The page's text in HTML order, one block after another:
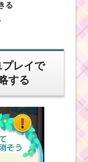
る
レイで
する